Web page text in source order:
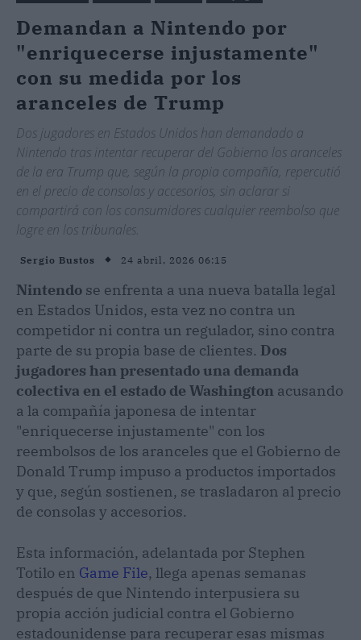
Demandan a Nintendo por
"enriquecerse injustamente"
con su medida por los
aranceles de Trump
Dos jugadores en Estados Unidos han demandado a
Nintendo tras intentar recuperar del Gobierno los aranceles
de la era Trump que, según la propia compañía, repercutió
en el precio de consolas y accesorios, sin aclarar si
compartirá con los consumidores cualquier reembolso que
logre en los tribunales.
Sergio Bustos 24 abril, 2026 06:15
Nintendo se enfrenta a una nueva batalla legal
en Estados Unidos, esta vez no contra un
competidor ni contra un regulador, sino contra
parte de su propia base de clientes. Dos
jugadores han presentado una demanda
colectiva en el estado de Washington acusando
a la compañía japonesa de intentar
"enriquecerse injustamente" con los
reembolsos de los aranceles que el Gobierno de
Donald Trump impuso a productos importados
y que, según sostienen, se trasladaron al precio
de consolas y accesorios.
Esta información, adelantada por Stephen
Totilo en Game File, llega apenas semanas
después de que Nintendo interpusiera su
propia acción judicial contra el Gobierno
estadounidense para recuperar esas mismas